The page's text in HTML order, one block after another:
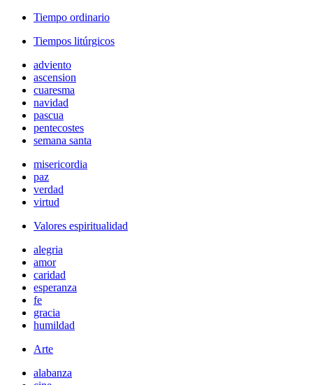
Tiempo ordinario
Tiempos litúrgicos
adviento
ascension
cuaresma
navidad
pascua
pentecostes
semana santa
misericordia
paz
verdad
virtud
Valores espiritualidad
alegria
amor
caridad
esperanza
fe
gracia
humildad
Arte
alabanza